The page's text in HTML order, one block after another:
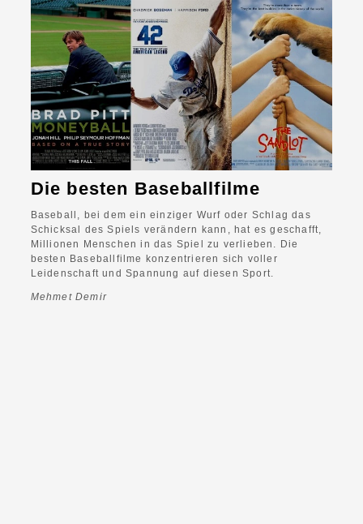
Die besten Baseballfilme
Baseball, bei dem ein einziger Wurf oder Schlag das
Schicksal des Spiels verändern kann, hat es geschafft,
Millionen Menschen in das Spiel zu verlieben. Die
besten Baseballfilme konzentrieren sich voller
Leidenschaft und Spannung auf diesen Sport.
Mehmet Demir